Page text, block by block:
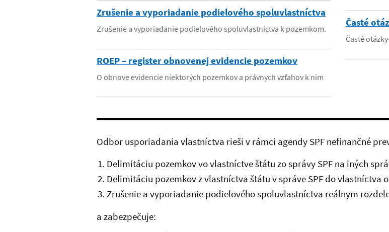
Zrušenie a vyporiadanie podielového spoluvlastníctva
Zrušenie a vyporiadanie podielového spoluvlastníctva k pozemkom.
ROEP – register obnovenej evidencie pozemkov
O obnove evidencie niektorých pozemkov a právnych vzťahov k nim
Časté
Časté
Odbor usporiadania vlastníctva rieši v rámci agendy SPF nefinančné
Delimitáciu pozemkov vo vlastníctve štátu zo správy SPF na iných
Delimitáciu pozemkov z vlastníctva štátu v správe SPF do vlastníctva
Zrušenie a vyporiadanie podielového spoluvlastníctva reálnym
a zabezpečuje: